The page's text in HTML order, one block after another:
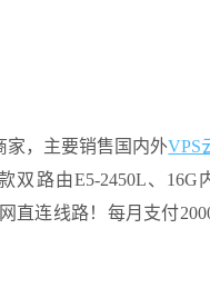
家，主要销售国内外VPS
双路由E5-2450L、
直连线路！每月支付